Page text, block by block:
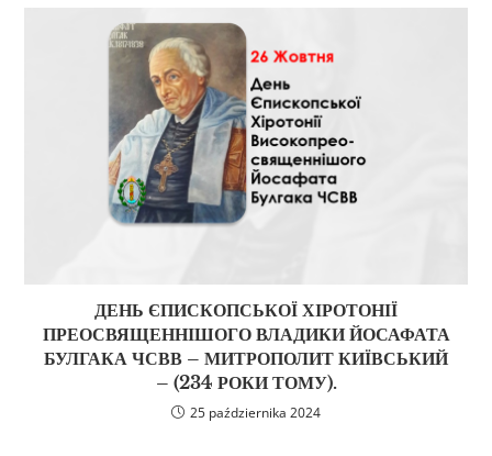
ДЕНЬ ЄПИСКОПСЬКОЇ ХІРОТОНІЇ
ПРЕОСВЯЩЕННІШОГО ВЛАДИКИ ЙОСАФАТА
БУЛГАКА ЧСВВ – МИТРОПОЛИТ КИЇВСЬКИЙ
– (234 РОКИ ТОМУ).
25 października 2024